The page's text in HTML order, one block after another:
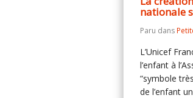
nationale
Paru dans
L’Unicef
l’enfant à
“symbole
de l’enfant